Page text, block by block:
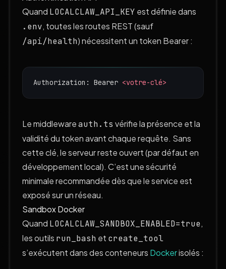
Quand LOCALCLAW_API_KEY est définie dans
.env, toutes les routes REST (sauf
/api/health) nécessitent un token Bearer :
Authorization: Bearer <votre-clé>
Le middlewareauth.ts vérifie la présence et la
validité du token avant chaque requête. Sans
cette clé, le serveur reste ouvert (par défaut en
développement local). C’est une sécurité
minimale recommandée dès que le service est
exposé sur un réseau.
Sandbox Docker
Quand LOCALCLAW_SANDBOX_ENABLED=true,
les outils run_bash et create_tool
s’exécutent dans des conteneurs Dockerisolés :